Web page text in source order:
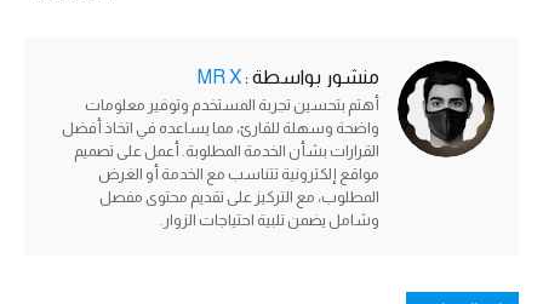
منشور بواسطة :
أهتم بتحسين تجربة المستخدم وتوفير معلومات
واضحة وسهلة للقارئ، مما يساعده في اتخاذ أفضل
القرارات بشأن الخدمة المطلوبة. أعمل على تصميم
مواقع إلكترونية تتناسب مع الخدمة أو الغرض
المطلوب، مع التركيز على تقديم محتوى مفصل
وشامل يضمن تلبية احتياجات الزوار.